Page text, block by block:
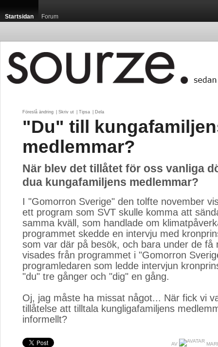
Startsidan Forum
Föreslå ändring Skriv ut Tipsa Dela
"Du" till
medlemmar?
När blev det tillåtet för oss vanliga
dua kungafamiljens medlemmar?
I "Gomorron Sverige" den tolfte november
ett program som SVT skulle komma att
samma kväll, som handlade om
programmet skedde en intervju med
som var där på besök, och bara under de få
visades från programmet i "Gomorron
programledaren som ledde intervjun
"du" tre gånger och "dig" en gång.
Oj, jag måste ha missat något... När fick vi
tillåtelse att tilltala kungligafamiljens
informellt?
AV